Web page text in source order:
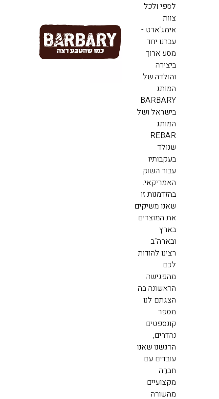
לספי ולכל
צוות
אימג'ארט -
עברנו יחד
מסע ארוך
ביצירה
והולדה של
המותג
BARBARY
בישראל ושל
המותג
REBAR
שנולד
בעקבותיו
עבור השוק
האמריקאי.
בהזדמנות זו
שאנו משיקים
את המוצרים
בארץ
ובארה"ב
רצינו להודות
לכם.
מהפגישה
הראשונה בה
הצגתם לנו
מספר
קונספטים
נהדרים,
הרגשנו שאנו
עובדים עם
חברֶה
מקצועיים
מהשורה